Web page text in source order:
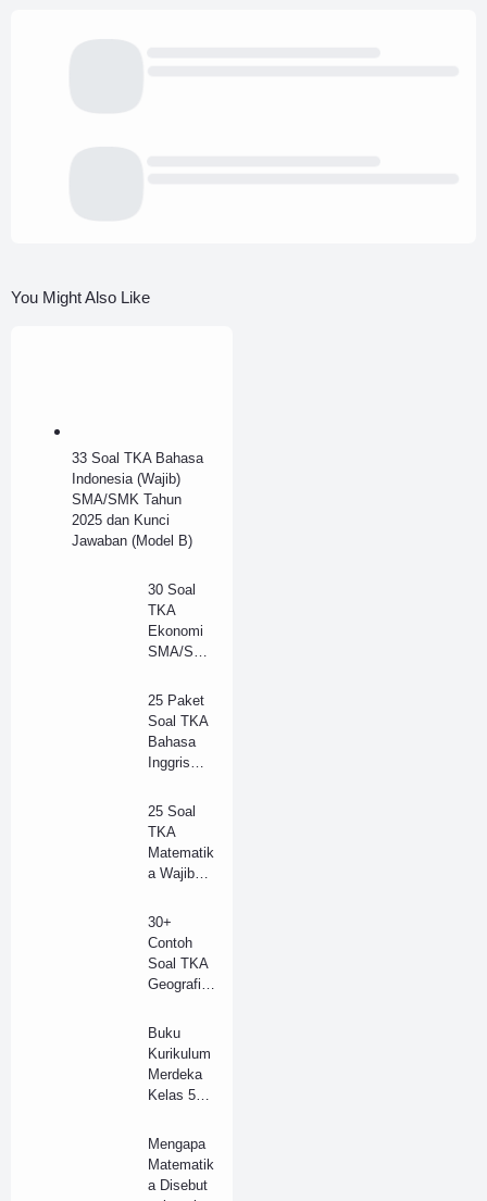
You Might Also Like
33 Soal TKA Bahasa
Indonesia (Wajib)
SMA/SMK Tahun
2025 dan Kunci
Jawaban (Model B)
30 Soal
TKA
Ekonomi
SMA/SM
2025 dan
Kunci
Jawaban
(B)
25 Paket
Soal TKA
Bahasa
Inggris
SMA/SM
K 2025 +
Kunci
Jawaban
(Model B)
25 Soal
TKA
Matematik
a Wajib
Tahun
2025 +
Kunci
Jawaban
Lengkap
30+
Contoh
Soal TKA
Geografi
K Tahun
2025 dan
Kunci
Jawaban
Buku
Kurikulum
Merdeka
Kelas 5
dan
Siswa) pdf
Revisi
Mengapa
Matematik
a Disebut